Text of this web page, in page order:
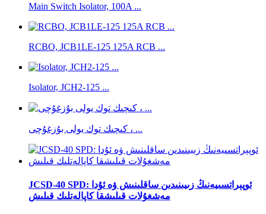
Main Switch Isolator, 100A ...
RCBO, JCB1LE-125 125A RCB ...
Isolator, JCH2-125 ...
كىچىك توك يولى بۇزغۇچى ، ...
JCSD-40 SPD: ئوپېراتسىيەنىڭ زىيىنىدىن ساقلىنىش ۋە ئۇدا
مەشغۇلات قىلىشقا كاپالەتلىك قىلىش